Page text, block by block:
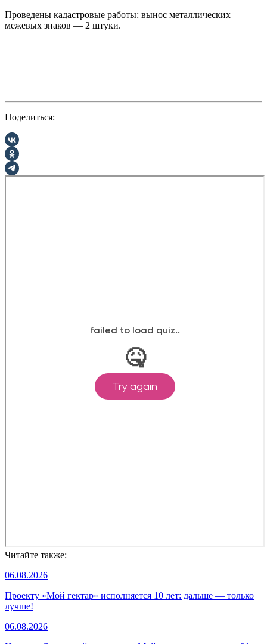
Проведены кадастровые работы: вынос металлических
межевых знаков — 2 штуки.
Поделиться:
Читайте также:
06.08.2026
Проекту «Мой гектар» исполняется 10 лет: дальше — только
лучше!
06.08.2026